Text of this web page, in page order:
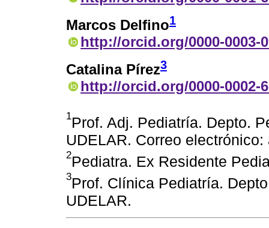
Marcos Delfino1
http://orcid.org/0000-0003-
Catalina Pírez3
http://orcid.org/0000-0002-
1Prof. Adj. Pediatría. Depto.
UDELAR. Correo
2Pediatra. Ex Residente
3Prof. Clínica Pediatría.
UDELAR.